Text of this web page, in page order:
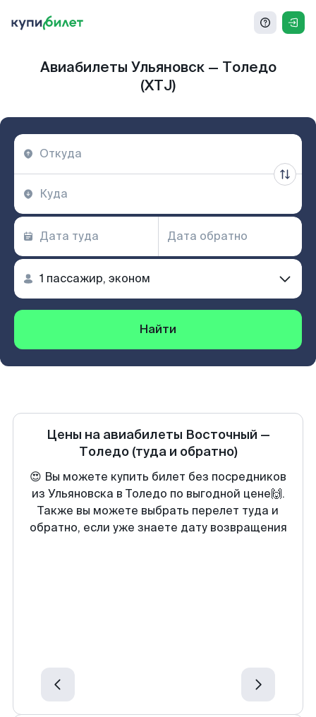
Авиабилеты Ульяновск — Толедо
(XTJ)
Найти
Цены на авиабилеты Восточный —
Толедо (туда и обратно)
😍 Вы можете купить билет без посредников
из Ульяновска в Толедо по выгодной цене🙌.
Также вы можете выбрать перелет туда и
обратно, если уже знаете дату возвращения